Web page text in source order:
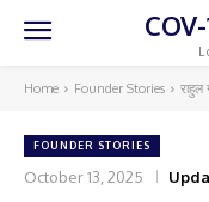
Home Founder Stories
FOUNDER STORIES
October 13, 2025